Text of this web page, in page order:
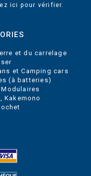
ici pour vérifier
et du carrelage
et Camping cars
(à batteries)
Kakemono